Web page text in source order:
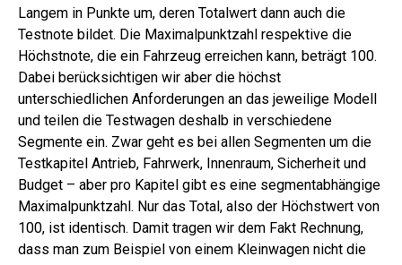
Langem in Punkte um, deren Totalwert dann auch die
Testnote bildet. Die Maximalpunktzahl respektive die
Höchstnote, die ein Fahrzeug erreichen kann, beträgt 100.
Dabei berücksichtigen wir aber die höchst
unterschiedlichen Anforderungen an das jeweilige Modell
und teilen die Testwagen deshalb in verschiedene
Segmente ein. Zwar geht es bei allen Segmenten um die
Testkapitel Antrieb, Fahrwerk, Innenraum, Sicherheit und
Budget – aber pro Kapitel gibt es eine segmentabhängige
Maximalpunktzahl. Nur das Total, also der Höchstwert von
100, ist identisch. Damit tragen wir dem Fakt Rechnung,
dass man zum Beispiel von einem Kleinwagen nicht die